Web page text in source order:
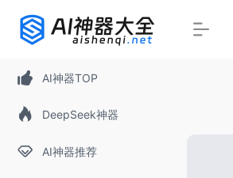
AI神器TOP
DeepSeek神器
AI神器推荐